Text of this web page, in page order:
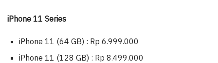
iPhone 11 Series
iPhone 11 (64 GB) : Rp 6.999.000
iPhone 11 (128 GB) : Rp 8.499.000